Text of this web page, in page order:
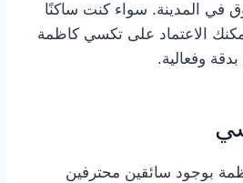
في المدينة. سواء كنت ساكنًا
الاعتماد على تكسي كاظمة
بدقة وفعالية.
بوجود سائقين محترفين